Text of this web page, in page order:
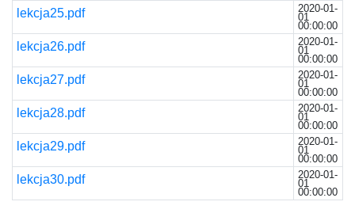
lekcja25.pdf 2020-01-
01
00:00:00
lekcja26.pdf 2020-01-
01
00:00:00
lekcja27.pdf 2020-01-
01
00:00:00
lekcja28.pdf 2020-01-
01
00:00:00
lekcja29.pdf 2020-01-
01
00:00:00
lekcja30.pdf 2020-01-
01
00:00:00